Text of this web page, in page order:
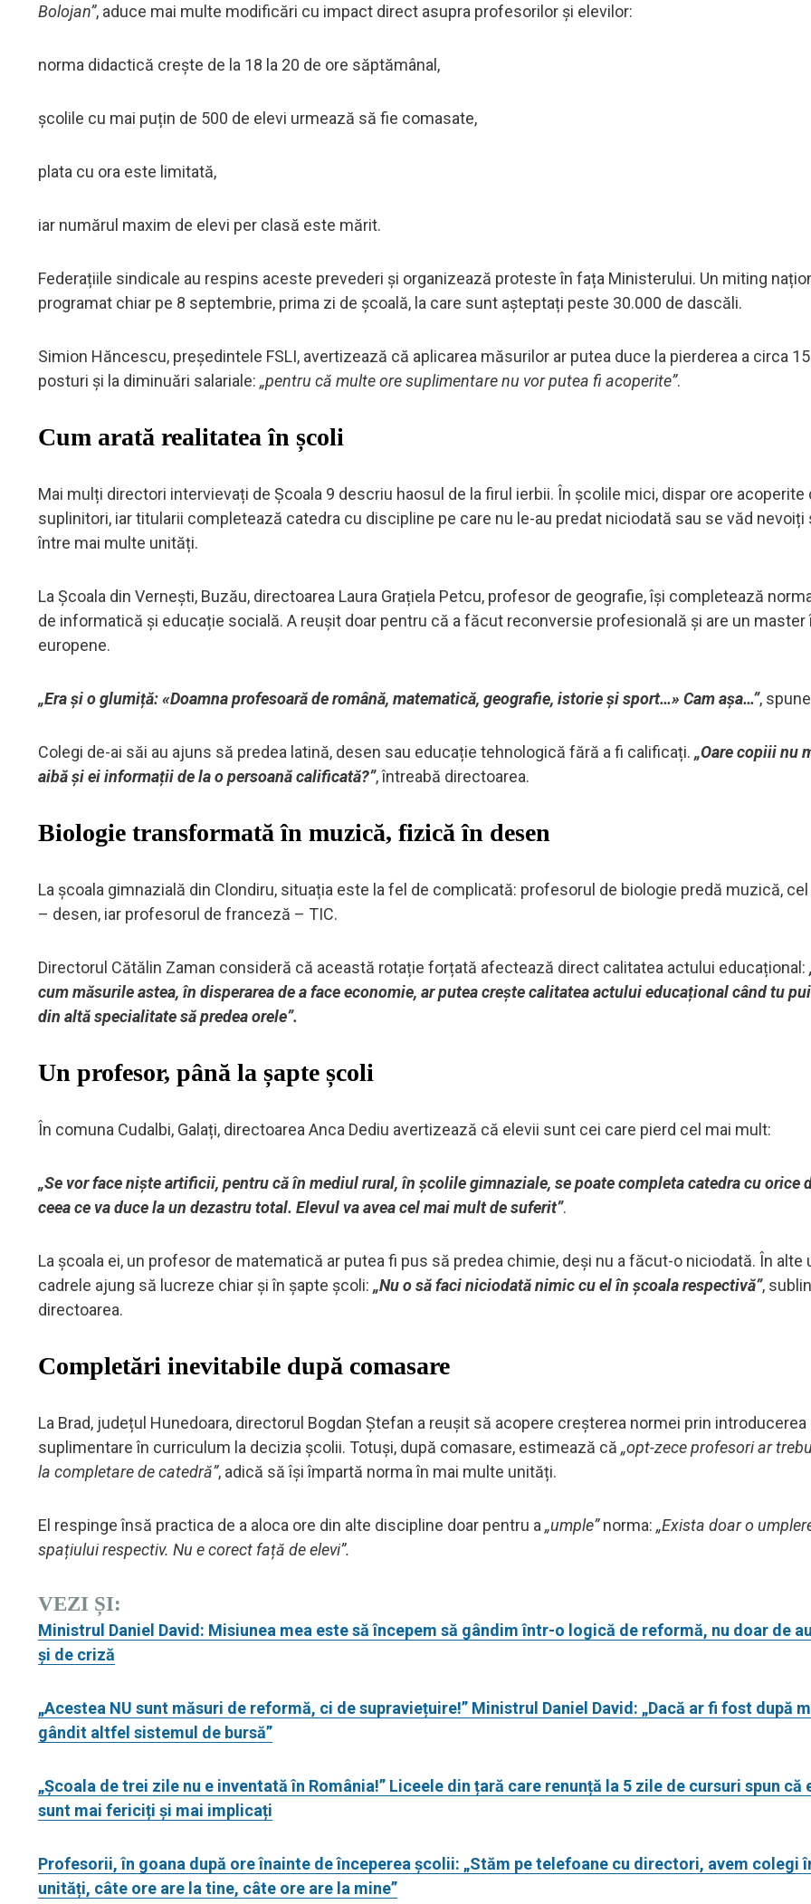
Bolojan”, aduce mai multe modificări cu impact direct asupra profesorilor și elevilor:
norma didactică crește de la 18 la 20 de ore săptămânal,
școlile cu mai puțin de 500 de elevi urmează să fie comasate,
plata cu ora este limitată,
iar numărul maxim de elevi per clasă este mărit.
Federațiile sindicale au respins aceste prevederi și organizează proteste în fața Ministerului. Un miting
programat chiar pe 8 septembrie, prima zi de școală, la care sunt așteptați peste 30.000 de dascăli.
Simion Hăncescu, președintele FSLI, avertizează că aplicarea măsurilor ar putea duce la pierderea a circa
posturi și la diminuări salariale: „pentru că multe ore suplimentare nu vor putea fi acoperite”.
Cum arată realitatea în școli
Mai mulți directori intervievați de Școala 9 descriu haosul de la firul ierbii. În școlile mici, dispar ore acoperite
suplinitori, iar titularii completează catedra cu discipline pe care nu le-au predat niciodată sau se văd nevoiți
între mai multe unități.
La Școala din Vernești, Buzău, directoarea Laura Grațiela Petcu, profesor de geografie, își completează
de informatică și educație socială. A reușit doar pentru că a făcut reconversie profesională și are un master
europene.
„Era și o glumiță: «Doamna profesoară de română, matematică, geografie, istorie și sport…» Cam așa…”,
Colegi de-ai săi au ajuns să predea latină, desen sau educație tehnologică fără a fi calificați. „Oare copiii nu
aibă și ei informații de la o persoană calificată?”, întreabă directoarea.
Biologie transformată în muzică, fizică în desen
La școala gimnazială din Clondiru, situația este la fel de complicată: profesorul de biologie predă muzică,
– desen, iar profesorul de franceză – TIC.
Directorul Cătălin Zaman consideră că această rotație forțată afectează direct calitatea actului educațional:
cum măsurile astea, în disperarea de a face economie, ar putea crește calitatea actului educațional când tu
din altă specialitate să predea orele”.
Un profesor, până la șapte școli
În comuna Cudalbi, Galați, directoarea Anca Dediu avertizează că elevii sunt cei care pierd cel mai mult:
„Se vor face niște artificii, pentru că în mediul rural, în școlile gimnaziale, se poate completa catedra cu orice
ceea ce va duce la un dezastru total. Elevul va avea cel mai mult de suferit”.
La școala ei, un profesor de matematică ar putea fi pus să predea chimie, deși nu a făcut-o niciodată. În alte
cadrele ajung să lucreze chiar și în șapte școli: „Nu o să faci niciodată nimic cu el în școala respectivă”,
directoarea.
Completări inevitabile după comasare
La Brad, județul Hunedoara, directorul Bogdan Ștefan a reușit să acopere creșterea normei prin introducerea
suplimentare în curriculum la decizia școlii. Totuși, după comasare, estimează că „opt-zece profesori ar
la completare de catedră”, adică să își împartă norma în mai multe unități.
El respinge însă practica de a aloca ore din alte discipline doar pentru a „umple”norma: „Exista doar o
spațiului respectiv. Nu e corect față de elevi”.
VEZI ȘI:
Ministrul Daniel David: Misiunea mea este să începem să gândim într-o logică de reformă, nu doar de
şi de criză
„Acestea NU sunt măsuri de reformă, ci de supraviețuire!” Ministrul Daniel David: „Dacă ar fi fost după
gândit altfel sistemul de bursă”
„Școala de trei zile nu e inventată în România!” Liceele din țară care renunță la 5 zile de cursuri spun că
sunt mai fericiți și mai implicați
Profesorii, în goana după ore înainte de începerea școlii: „Stăm pe telefoane cu directori, avem colegi
unități, câte ore are la tine, câte ore are la mine”